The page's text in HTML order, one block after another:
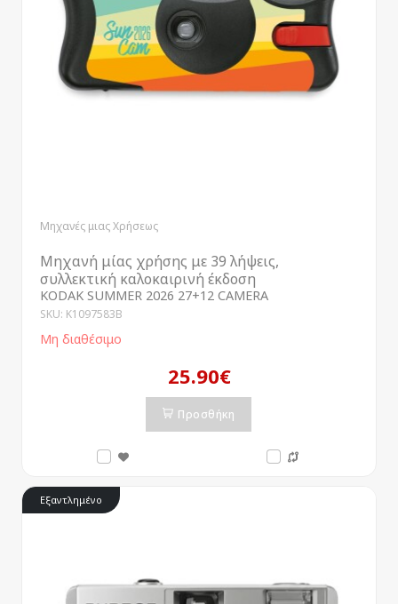
Μηχανές μιας Χρήσεως
Μηχανή μίας χρήσης με 39 λήψεις,
συλλεκτική καλοκαιρινή έκδοση
KODAK SUMMER 2026 27+12 CAMERA
SKU: K1097583B
Μη διαθέσιμο
25.90€
Προσθήκη
Εξαντλημένο